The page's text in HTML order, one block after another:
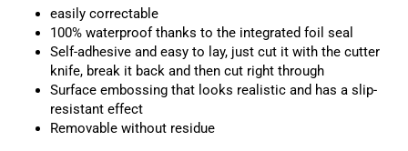
easily correctable
100% waterproof thanks to the integrated foil seal
Self-adhesive and easy to lay, just cut it with the cutter
knife, break it back and then cut right through
Surface embossing that looks realistic and has a slip-
resistant effect
Removable without residue